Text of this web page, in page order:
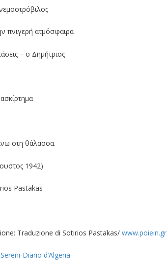
πνιγερή ατμόσφαιρα
– ο Δημήτριος
στη θάλασσα.
1942)
Pastakas
Traduzione di Sotirios Pastakas/www.poiein.gr
Diario d’Algeria